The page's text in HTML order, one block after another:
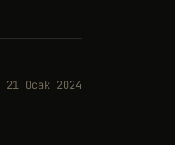
21 Ocak 2024